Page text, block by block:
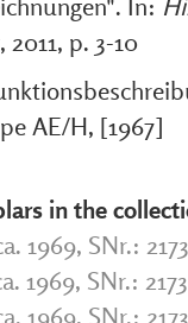
In:
2011, p. 3-10
AE/H, [1967]
in the
1969, SNr.:
1969, SNr.:
1969, SNr.: